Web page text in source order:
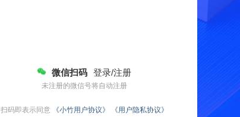
微信扫码 登录/注册
未注册的微信号将自动注册
扫码即表示同意 《小竹用户协议》 《用户隐私协议》